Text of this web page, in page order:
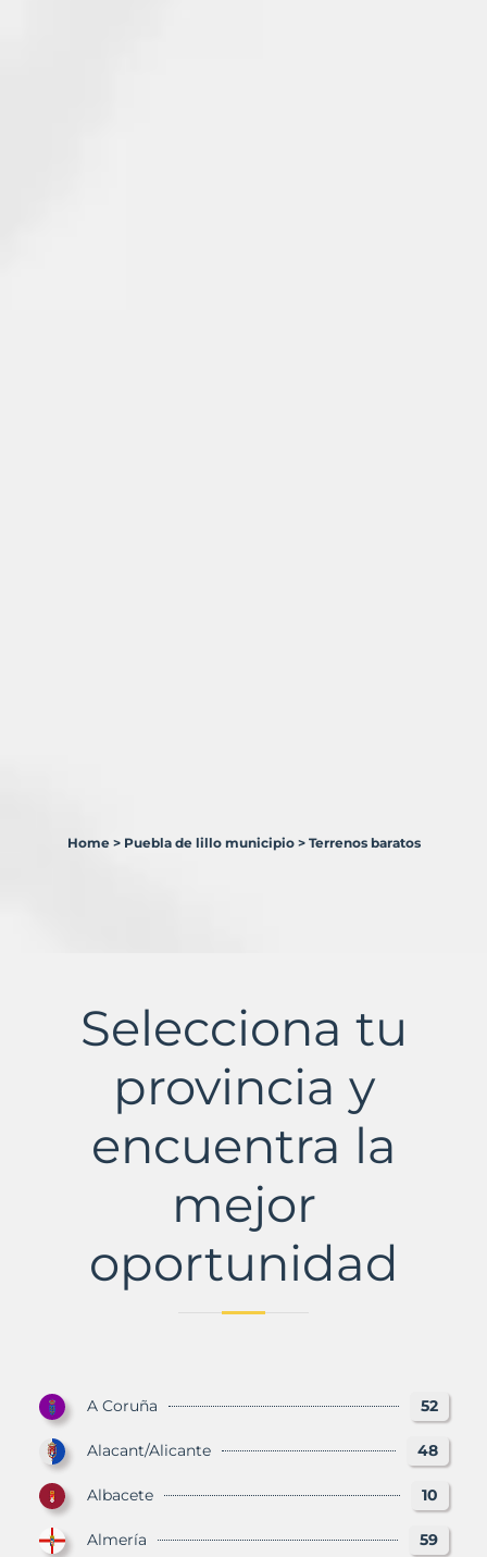
Municipio
Home > Puebla de lillo municipio > Terrenos baratos
Selecciona tu
provincia y
encuentra la
mejor
oportunidad
A Coruña 52
Alacant/Alicante 48
Albacete 10
Almería 59